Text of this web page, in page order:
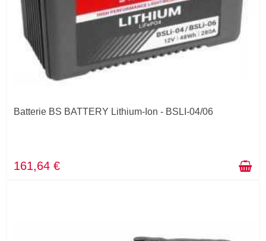
Batterie BS BATTERY Lithium-Ion - BSLI-04/06
161,64 €